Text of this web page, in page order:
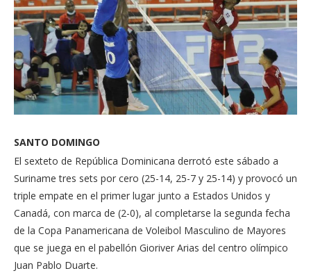
SANTO DOMINGO
El sexteto de República Dominicana derrotó este sábado a
Suriname tres sets por cero (25-14, 25-7 y 25-14) y provocó un
triple empate en el primer lugar junto a Estados Unidos y
Canadá, con marca de (2-0), al completarse la segunda fecha
de la Copa Panamericana de Voleibol Masculino de Mayores
que se juega en el pabellón Gioriver Arias del centro olímpico
Juan Pablo Duarte.